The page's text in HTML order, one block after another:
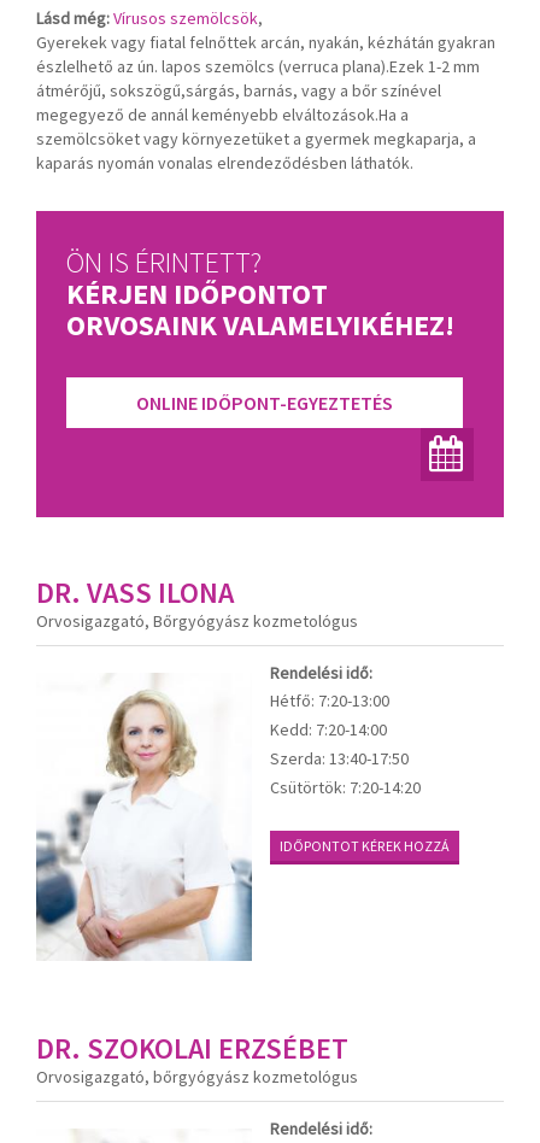
Lásd még:Vírusos szemölcsök,
Gyerekek vagy fiatal felnőttek arcán, nyakán, kézhátán gyakran
észlelhető az ún. lapos szemölcs (verruca plana).Ezek 1-2 mm
átmérőjű, sokszögű,sárgás, barnás, vagy a bőr színével
megegyező de annál keményebb elváltozások.Ha a
szemölcsöket vagy környezetüket a gyermek megkaparja, a
kaparás nyomán vonalas elrendeződésben láthatók.
ÖN IS ÉRINTETT?
KÉRJEN IDŐPONTOT
ORVOSAINK VALAMELYIKÉHEZ!
ONLINE IDŐPONT-EGYEZTETÉS
DR. VASS ILONA
Orvosigazgató, Bőrgyógyász kozmetológus
Rendelési idő:
Hétfő: 7:20-13:00
Kedd: 7:20-14:00
Szerda: 13:40-17:50
Csütörtök: 7:20-14:20
IDŐPONTOT KÉREK HOZZÁ
DR. SZOKOLAI ERZSÉBET
Orvosigazgató, bőrgyógyász kozmetológus
Rendelési idő: